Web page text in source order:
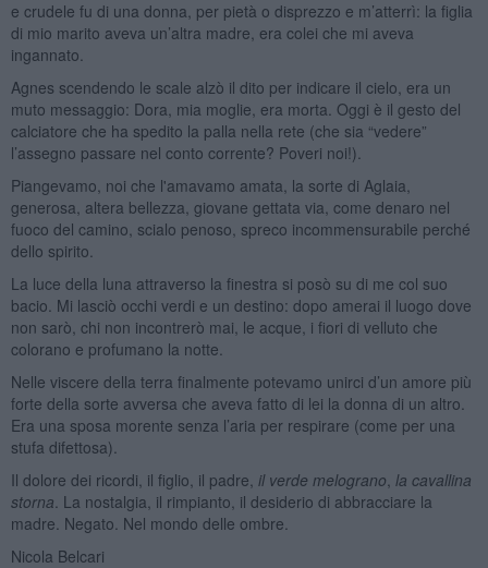
e crudele fu di una donna, per pietà o disprezzo e m’atterrì: la figlia
di mio marito aveva un’altra madre, era colei che mi aveva
ingannato.
Agnes scendendo le scale alzò il dito per indicare il cielo, era un
muto messaggio: Dora, mia moglie, era morta. Oggi è il gesto del
calciatore che ha spedito la palla nella rete (che sia “vedere”
l’assegno passare nel conto corrente? Poveri noi!).
Piangevamo, noi che l'amavamo amata, la sorte di Aglaia,
generosa, altera bellezza, giovane gettata via, come denaro nel
fuoco del camino, scialo penoso, spreco incommensurabile perché
dello spirito.
La luce della luna attraverso la finestra si posò su di me col suo
bacio. Mi lasciò occhi verdi e un destino: dopo amerai il luogo dove
non sarò, chi non incontrerò mai, le acque, i fiori di velluto che
colorano e profumano la notte.
Nelle viscere della terra finalmente potevamo unirci d’un amore più
forte della sorte avversa che aveva fatto di lei la donna di un altro.
Era una sposa morente senza l’aria per respirare (come per una
stufa difettosa).
Il dolore dei ricordi, il figlio, il padre, il verde melograno la cavallina
storna . La nostalgia, il rimpianto, il desiderio di abbracciare la
madre. Negato. Nel mondo delle ombre.
Nicola Belcari